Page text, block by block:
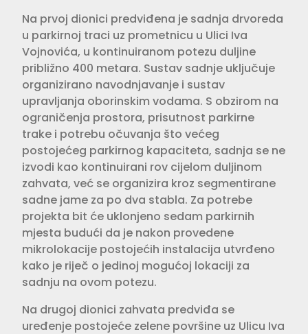
Na prvoj dionici predviđena je sadnja drvoreda
u parkirnoj traci uz prometnicu u Ulici Iva
Vojnovića, u kontinuiranom potezu duljine
približno 400 metara. Sustav sadnje uključuje
organizirano navodnjavanje i sustav
upravljanja oborinskim vodama. S obzirom na
ograničenja prostora, prisutnost parkirne
trake i potrebu očuvanja što većeg
postojećeg parkirnog kapaciteta, sadnja se ne
izvodi kao kontinuirani rov cijelom duljinom
zahvata, već se organizira kroz segmentirane
sadne jame za po dva stabla. Za potrebe
projekta bit će uklonjeno sedam parkirnih
mjesta budući da je nakon provedene
mikrolokacije postojećih instalacija utvrđeno
kako je riječ o jedinoj mogućoj lokaciji za
sadnju na ovom potezu.
Na drugoj dionici zahvata predviđa se
uređenje postojeće zelene površine uz Ulicu Iva